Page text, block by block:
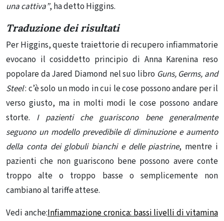
una cattiva”, ha detto Higgins.
Traduzione dei risultati
Per Higgins, queste traiettorie di recupero infiammatorie
evocano il cosiddetto principio di Anna Karenina reso
popolare da Jared Diamond nel suo libro Guns, Germs, and
Steel: c’è solo un modo in cui le cose possono andare per il
verso giusto, ma in molti modi le cose possono andare
storte. I pazienti che guariscono bene generalmente
seguono un modello prevedibile di diminuzione e aumento
della conta dei globuli bianchi e delle piastrine, mentre i
pazienti che non guariscono bene possono avere conte
troppo alte o troppo basse o semplicemente non
cambiano al tariffe attese.
Vedi anche:Infiammazione cronica: bassi livelli di vitamina